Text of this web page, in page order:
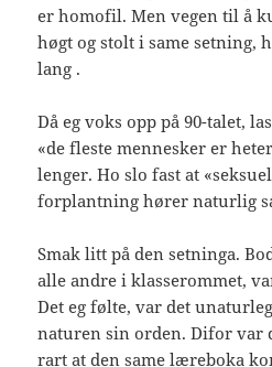
er homofil. Men vegen til å
høgt og stolt i same setning,
lang .
Då eg voks opp på 90-talet,
«de fleste mennesker er
lenger. Ho slo fast at
forplantning hører naturlig
Smak litt på den setninga.
alle andre i klasserommet,
Det eg følte, var det
naturen sin orden. Difor var
rart at den same læreboka